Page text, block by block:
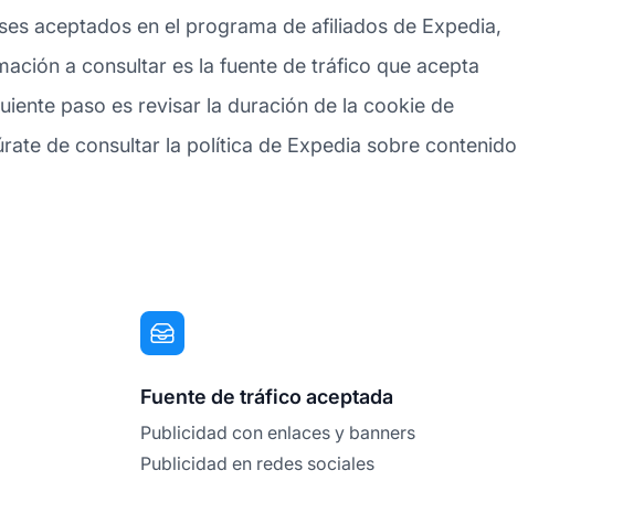
aceptados en el programa de afiliados de Expedia,
a consultar es la fuente de tráfico que acepta
paso es revisar la duración de la cookie de
de consultar la política de Expedia sobre contenido
Fuente de tráfico aceptada
Publicidad con enlaces y banners
Publicidad en redes sociales